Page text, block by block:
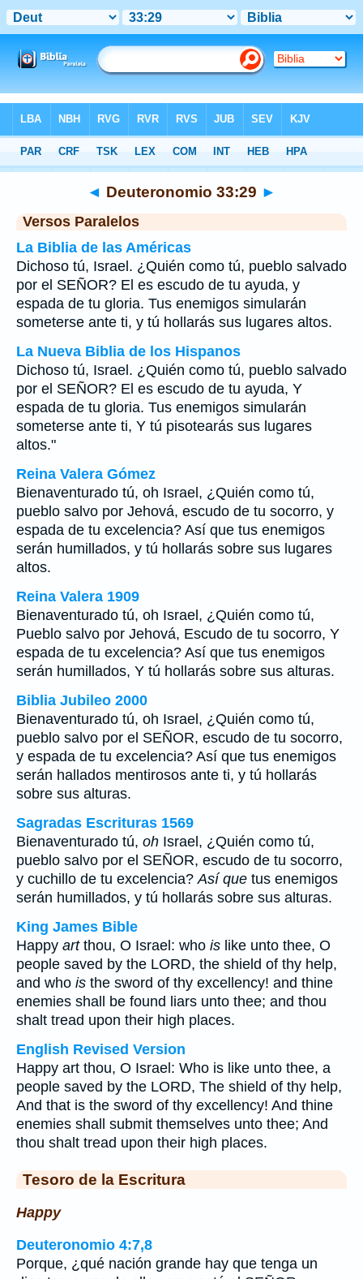
>Deuteronomio >Capítulo 33 > Verso 29
◄ Deuteronomio 33:29 ►
Versos Paralelos
La Biblia de las Américas
Dichoso tú, Israel. ¿Quién como tú, pueblo salvado
por el SEÑOR? El es escudo de tu ayuda, y
espada de tu gloria. Tus enemigos simularán
someterse ante ti, y tú hollarás sus lugares altos.
La Nueva Biblia de los Hispanos
Dichoso tú, Israel. ¿Quién como tú, pueblo salvado
por el SEÑOR? El es escudo de tu ayuda, Y
espada de tu gloria. Tus enemigos simularán
someterse ante ti, Y tú pisotearás sus lugares
altos."
Reina Valera Gómez
Bienaventurado tú, oh Israel, ¿Quién como tú,
pueblo salvo por Jehová, escudo de tu socorro, y
espada de tu excelencia? Así que tus enemigos
serán humillados, y tú hollarás sobre sus lugares
altos.
Reina Valera 1909
Bienaventurado tú, oh Israel, ¿Quién como tú,
Pueblo salvo por Jehová, Escudo de tu socorro, Y
espada de tu excelencia? Así que tus enemigos
serán humillados, Y tú hollarás sobre sus alturas.
Biblia Jubileo 2000
Bienaventurado tú, oh Israel, ¿Quién como tú,
pueblo salvo por el SEÑOR, escudo de tu socorro,
y espada de tu excelencia? Así que tus enemigos
serán hallados mentirosos ante ti, y tú hollarás
sobre sus alturas.
Sagradas Escrituras 1569
Bienaventurado tú, oh Israel, ¿Quién como tú,
pueblo salvo por el SEÑOR, escudo de tu socorro,
y cuchillo de tu excelencia?Así que tus enemigos
serán humillados, y tú hollarás sobre sus alturas.
King James Bible
Happy artthou, O Israel: who is like unto thee, O
people saved by the LORD, the shield of thy help,
and who is the sword of thy excellency! and thine
enemies shall be found liars unto thee; and thou
shalt tread upon their high places.
English Revised Version
Happy art thou, O Israel: Who is like unto thee, a
people saved by the LORD, The shield of thy help,
And that is the sword of thy excellency! And thine
enemies shall submit themselves unto thee; And
thou shalt tread upon their high places.
Tesoro de la Escritura
Happy
Deuteronomio 4:7,8
Porque, ¿qué nación grande hay que tenga un